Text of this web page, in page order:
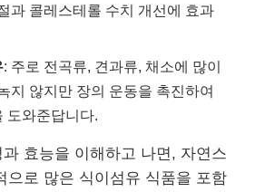
과 콜레스테롤 수치 개선에 효과
: 주로 전곡류, 견과류, 채소에 많이
지 않지만 장의 운동을 촉진하여
도와준답니다.
효능을 이해하고 나면, 자연스
으로 많은 식이섬유 식품을 포함